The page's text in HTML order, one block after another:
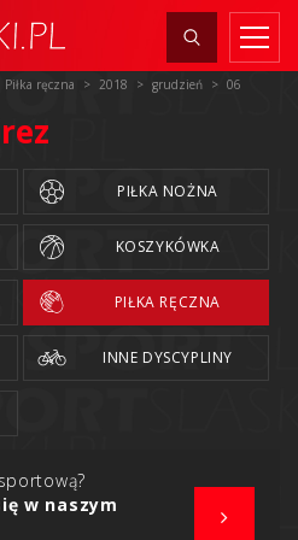
Piłka ręczna 2018 grudzień 06
PIŁKA NOŻNA
KOSZYKÓWKA
PIŁKA RĘCZNA
INNE DYSCYPLINY
w naszym